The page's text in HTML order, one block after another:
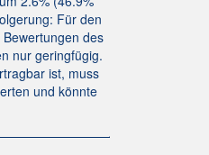
Für den
des
nur geringfügig.
ist, muss
und könnte